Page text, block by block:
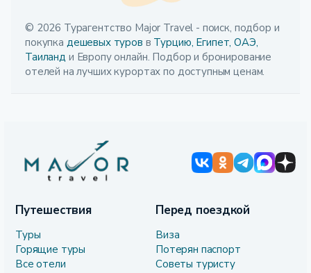
© 2026 Турагентство Major Travel - поиск, подбор и
покупка дешевых туров в Турцию, Египет, ОАЭ,
Таиланд и Европу онлайн. Подбор и бронирование
отелей на лучших курортах по доступным ценам.
Путешествия
Туры
Горящие туры
Все отели
Перед поездкой
Виза
Потерян паспорт
Советы туристу